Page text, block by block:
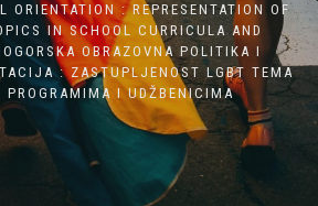
ORIENTATION : REPRESENTATION OF
IN SCHOOL CURRICULA AND
OBRAZOVNA POLITIKA I
: ZASTUPLJENOST LGBT TEMA
PROGRAMIMA I UDŽBENICIMA